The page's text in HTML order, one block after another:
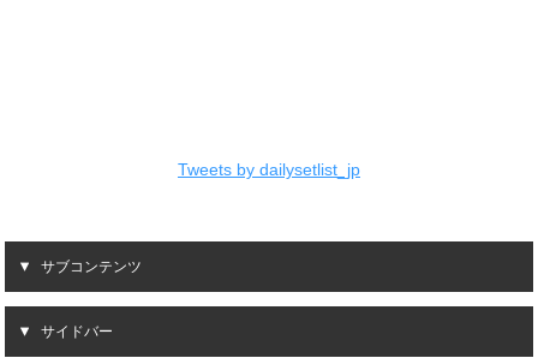
Tweets by dailysetlist_jp
サブコンテンツ
サイドバー